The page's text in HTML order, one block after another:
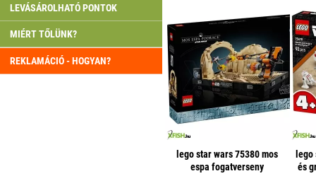
LEVÁSÁROLHATÓ PONTOK
MIÉRT TŐLÜNK?
REKLAMÁCIÓ - HOGYAN?
lego star wars 75380 mos
espa fogatverseny
és